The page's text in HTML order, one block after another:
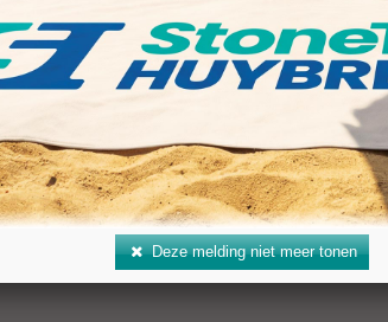
Deze melding niet meer tonen